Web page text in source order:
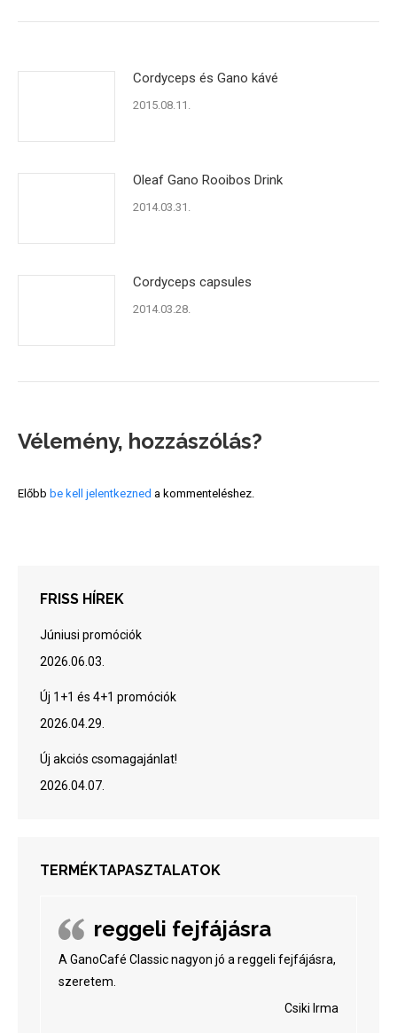
Cordyceps és Gano kávé
2015.08.11.
Oleaf Gano Rooibos Drink
2014.03.31.
Cordyceps capsules
2014.03.28.
Vélemény, hozzászólás?
Előbb be kell jelentkezned a kommenteléshez.
FRISS HÍREK
Júniusi promóciók
2026.06.03.
Új 1+1 és 4+1 promóciók
2026.04.29.
Új akciós csomagajánlat!
2026.04.07.
TERMÉKTAPASZTALATOK
reggeli fejfájásra
A GanoCafé Classic nagyon jó a reggeli fejfájásra,
szeretem.
Csiki Irma